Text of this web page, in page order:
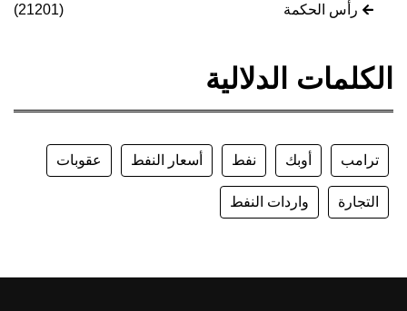
رأس الحكمة (21201)
الكلمات الدلالية
ترامب أوبك نفط أسعار النفط عقوبات
التجارة واردات النفط